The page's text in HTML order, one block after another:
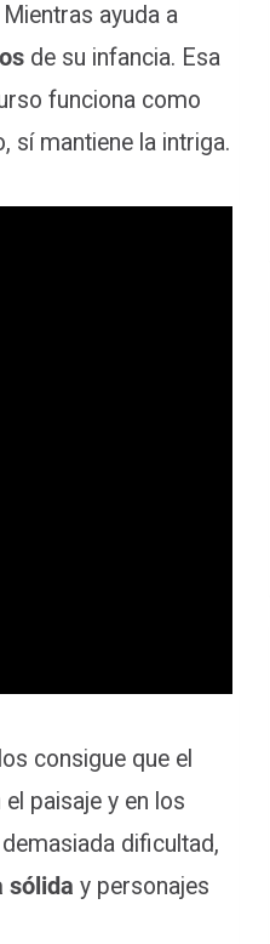
ayuda a
de su infancia. Esa
funciona como
sí mantiene la intriga.
consigue que el
paisaje y en los
dificultad,
sólida y personajes